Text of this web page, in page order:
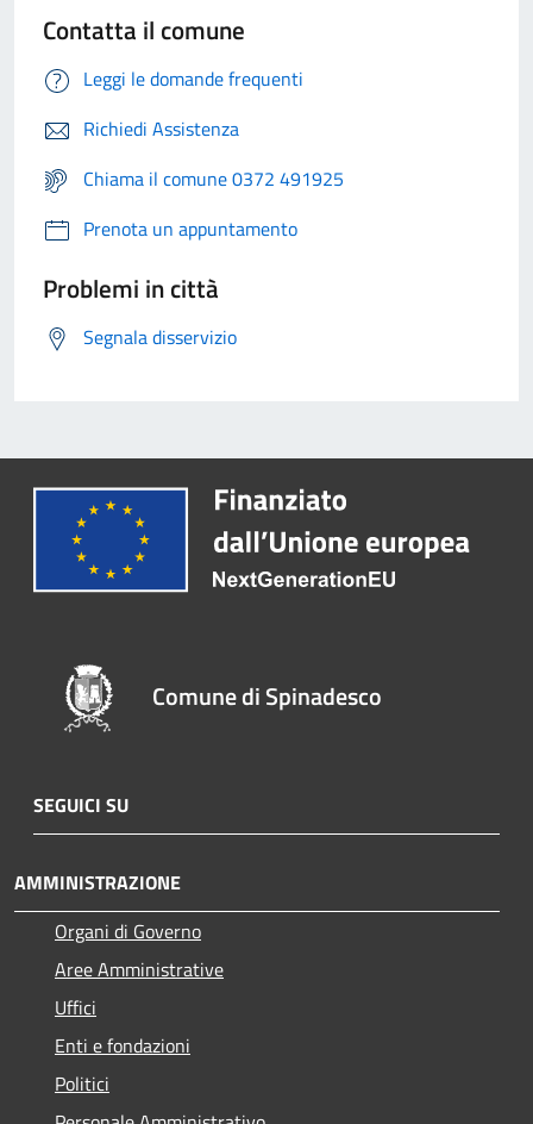
Contatta il comune
Leggi le domande frequenti
Richiedi Assistenza
Chiama il comune 0372 491925
Prenota un appuntamento
Problemi in città
Segnala disservizio
Comune di Spinadesco
SEGUICI SU
AMMINISTRAZIONE
Organi di Governo
Aree Amministrative
Uffici
Enti e fondazioni
Politici